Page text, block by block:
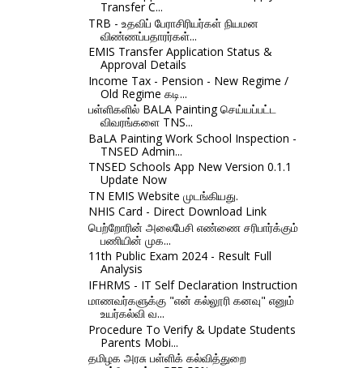
Transfer C...
TRB - உதவிப் பேராசிரியர்கள் நியமன
விண்ணப்பதாரர்கள்...
EMIS Transfer Application Status &
Approval Details
Income Tax - Pension - New Regime /
Old Regime கடி...
பள்ளிகளில் BALA Painting செய்யப்பட்ட
விவரங்களை TNS...
BaLA Painting Work School Inspection -
TNSED Admin...
TNSED Schools App New Version 0.1.1
Update Now
TN EMIS Website முடங்கியது.
NHIS Card - Direct Download Link
பெற்றோரின் அலைபேசி எண்ணை சரிபார்க்கும்
பணியின் முக...
11th Public Exam 2024 - Result Full
Analysis
IFHRMS - IT Self Declaration Instruction
மாணவர்களுக்கு "என் கல்லூரி கனவு" எனும்
உயர்கல்வி வ...
Procedure To Verify & Update Students
Parents Mobi...
தமிழக அரசு பள்ளிக் கல்வித்துறை